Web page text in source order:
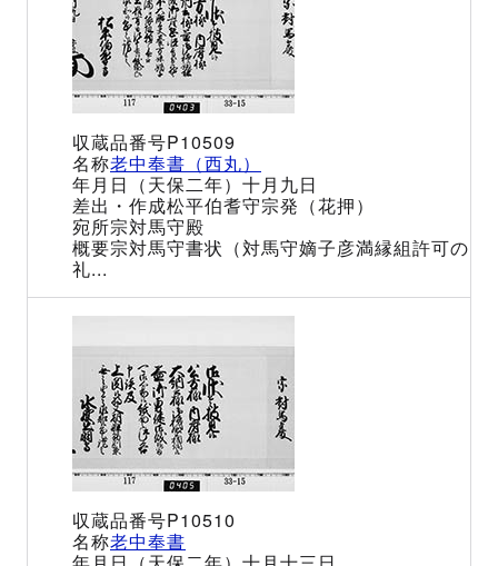
P10509
老中奉書（西丸）
（天保二年）十月九日
松平伯耆守宗発（花押）
宗対馬守殿
宗対馬守書状（対馬守嫡子彦満縁組許可の
礼...
P10510
老中奉書